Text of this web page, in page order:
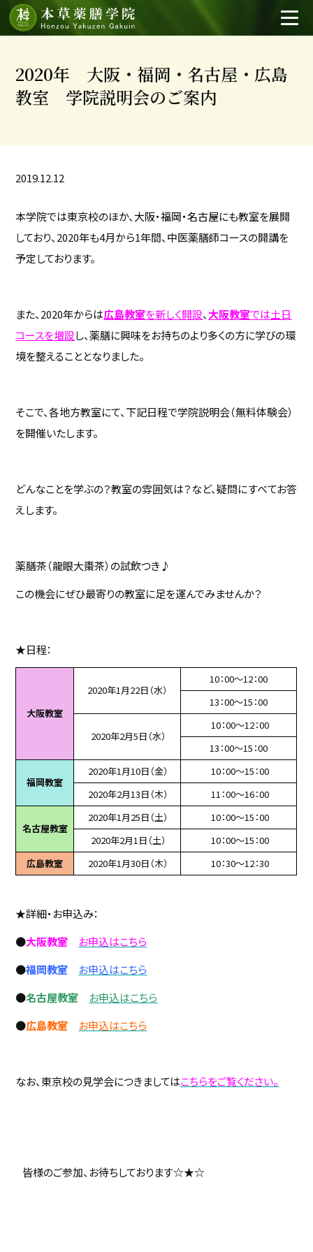
2020年 大阪・福岡・名古屋・広島
教室 学院説明会のご案内
2019.12.12
本学院では東京校のほか、 大阪・福岡・名古屋にも教室を展開
しており、2020年も4月から1年間、中医薬膳師コースの開講を
予定しております。
また、2020年からは広島教室を新しく開設、大阪教室では土日
コースを増設し、薬膳に興味をお持ちのより多くの方に学びの環
境を整えることとなりました。
そこで、各地方教室にて、下記日程で学院説明会（無料体験会）
を開催いたします。
どんなことを学ぶの？教室の雰囲気は？など、疑問にすべてお答
えします。
薬膳茶（龍眼大棗茶）の試飲つき♪
この機会にぜひ最寄りの教室に足を運んでみませんか？
★日程：
大阪教室
2020年1月22日（水）
10：00～12：00
13：00～15：00
2020年2月5日（水）
10：00～12：00
13：00～15：00
福岡教室
2020年1月10日（金）
10：00～15：00
2020年2月13日（木）
11：00～16：00
名古屋教室
2020年1月25日（土）
10：00～15：00
2020年2月1日（土）
10：00～15：00
広島教室
2020年1月30日（木） 10：30～12：30
★詳細・お申込み：
●大阪教室
お申込はこちら
●福岡教室
お申込はこちら
●名古屋教室
お申込はこちら
●広島教室 お申込はこちら
なお、東京校の見学会につきましてはこちらをご覧ください。
皆様のご参加、お待ちしております☆★☆